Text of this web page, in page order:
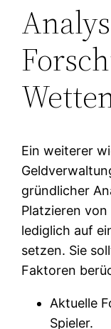
Ein weiterer
gründlicher
Platzieren
lediglich auf
setzen. Sie
Faktoren
Aktuelle
Spieler.